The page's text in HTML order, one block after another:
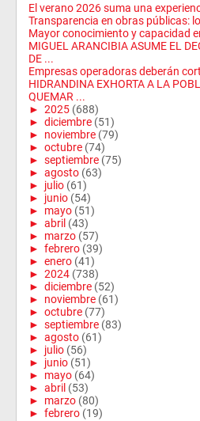
El verano 2026 suma una
Transparencia en obras públicas:
Mayor conocimiento y capacidad
MIGUEL ARANCIBIA ASUME EL
DE ...
Empresas operadoras deberán
HIDRANDINA EXHORTA A LA
QUEMAR ...
► 2025 (688)
► diciembre (51)
► noviembre (79)
► octubre (74)
► septiembre (75)
► agosto (63)
► julio (61)
► junio (54)
► mayo (51)
► abril (43)
► marzo (57)
► febrero (39)
► enero (41)
► 2024 (738)
► diciembre (52)
► noviembre (61)
► octubre (77)
► septiembre (83)
► agosto (61)
► julio (56)
► junio (51)
► mayo (64)
► abril (53)
► marzo (80)
► febrero (19)